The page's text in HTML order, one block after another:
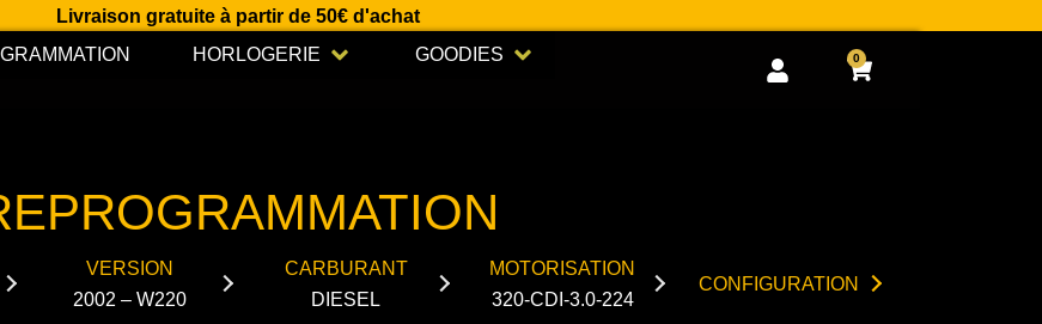
Livraison gratuite à partir de 50€ d'achat
0
Cart
HORLOGERIE Open HORLOGERIE
GOODIES Open GOODIES
VERSION
2002 – W220
CARBURANT
DIESEL
MOTORISATION
320-CDI-3.0-224
CONFIGURATION